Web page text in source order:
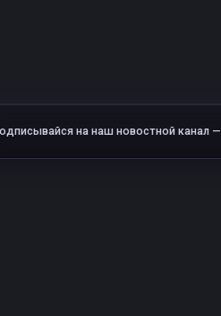
на наш новостной канал —